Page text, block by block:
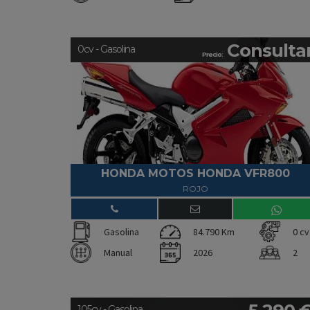
Precio:
0cv - Gasolina
HONDA MOTOS HONDA VFR800
ROJO
Gasolina 84.790 Km
0 cv
Manual
2026 2